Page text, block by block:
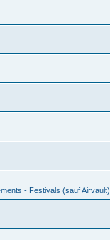
- Festivals (sauf Airvault)